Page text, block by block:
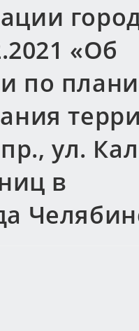
«Об
по
ул.
в